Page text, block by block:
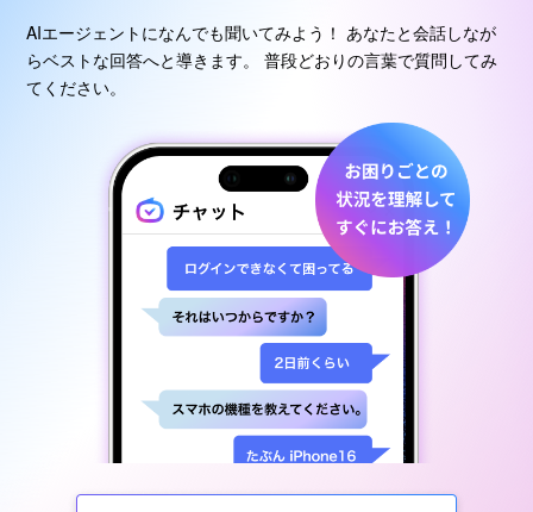
AIエージェントになんでも聞いてみよう！ あなたと会話しなが
らベストな回答へと導きます。
普段どおりの言葉で質問してみ
てください。